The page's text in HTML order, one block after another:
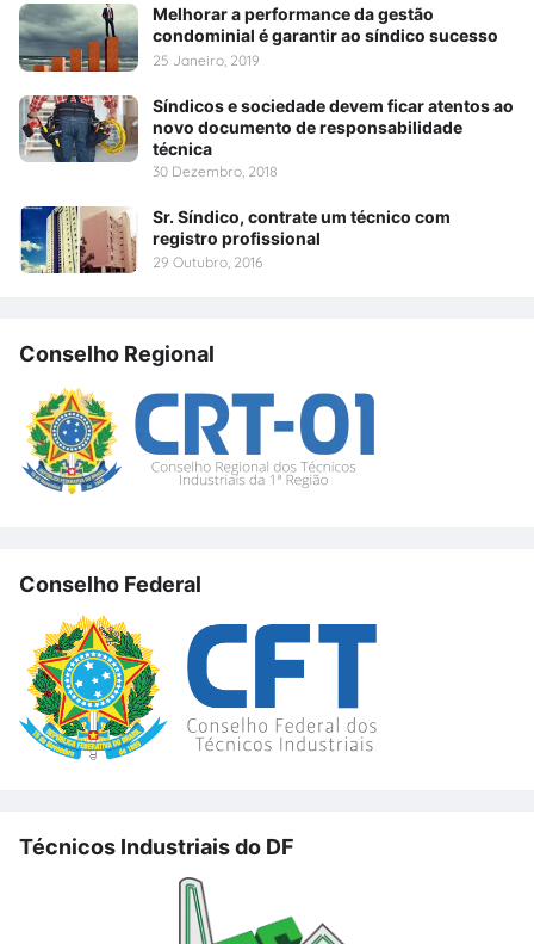
Melhorar a performance da gestão
condominial é garantir ao síndico sucesso
25 Janeiro, 2019
Síndicos e sociedade devem ficar atentos ao
novo documento de responsabilidade
técnica
30 Dezembro, 2018
Sr. Síndico, contrate um técnico com
registro profissional
29 Outubro, 2016
Conselho Regional
Conselho Federal
Técnicos Industriais do DF